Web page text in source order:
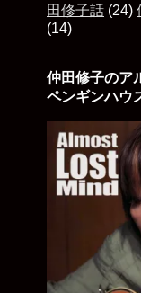
田修子話 (24)
(14)
仲田修子の
ペンギンハ